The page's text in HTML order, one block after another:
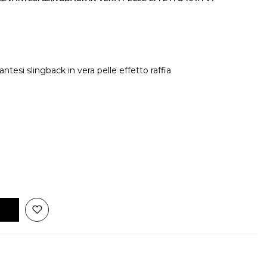
slingback in vera pelle effetto raffia